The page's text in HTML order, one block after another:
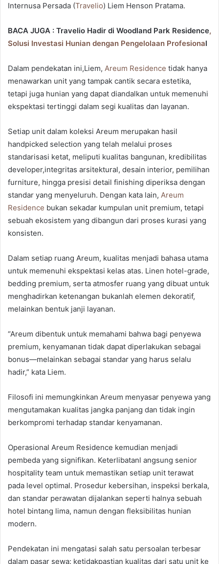
Internusa Persada (Travelio) Liem Henson Pratama.
BACA JUGA : Travelio Hadir di Woodland Park Residence,
Solusi Investasi Hunian dengan Pengelolaan Profesional
Dalam pendekatan ini,Liem, Areum Residence tidak hanya
menawarkan unit yang tampak cantik secara estetika,
tetapi juga hunian yang dapat diandalkan untuk memenuhi
ekspektasi tertinggi dalam segi kualitas dan layanan.
Setiap unit dalam koleksi Areum merupakan hasil
handpicked selection yang telah melalui proses
standarisasi ketat, meliputi kualitas bangunan, kredibilitas
developer,integritas arsitektural, desain interior, pemilihan
furniture, hingga presisi detail finishing diperiksa dengan
standar yang menyeluruh. Dengan kata lain, Areum
Residence bukan sekadar kumpulan unit premium, tetapi
sebuah ekosistem yang dibangun dari proses kurasi yang
konsisten.
Dalam setiap ruang Areum, kualitas menjadi bahasa utama
untuk memenuhi ekspektasi kelas atas. Linen hotel-grade,
bedding premium, serta atmosfer ruang yang dibuat untuk
menghadirkan ketenangan bukanlah elemen dekoratif,
melainkan bentuk janji layanan.
“Areum dibentuk untuk memahami bahwa bagi penyewa
premium, kenyamanan tidak dapat diperlakukan sebagai
bonus—melainkan sebagai standar yang harus selalu
hadir,” kata Liem.
Filosofi ini memungkinkan Areum menyasar penyewa yang
mengutamakan kualitas jangka panjang dan tidak ingin
berkompromi terhadap standar kenyamanan.
Operasional Areum Residence kemudian menjadi
pembeda yang signifikan. Keterlibatanl angsung senior
hospitality team untuk memastikan setiap unit terawat
pada level optimal. Prosedur kebersihan, inspeksi berkala,
dan standar perawatan dijalankan seperti halnya sebuah
hotel bintang lima, namun dengan fleksibilitas hunian
modern.
Pendekatan ini mengatasi salah satu persoalan terbesar
dalam pasar sewa: ketidakpastian kualitas dari satu unit ke